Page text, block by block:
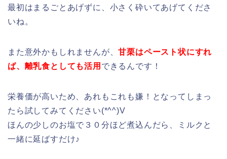
最初はまるごとあげずに、小さく砕いてあげてくださ
いね。
また意外かもしれませんが、甘栗はペースト状にすれ
ば、離乳食としても活用 できるんです！
栄養価が高いため、あれもこれも嫌！となってしまっ
たら試してみてください(*^^)V
ほんの少しのお塩で３０分ほど煮込んだら、ミルクと
一緒に延ばすだけ♪